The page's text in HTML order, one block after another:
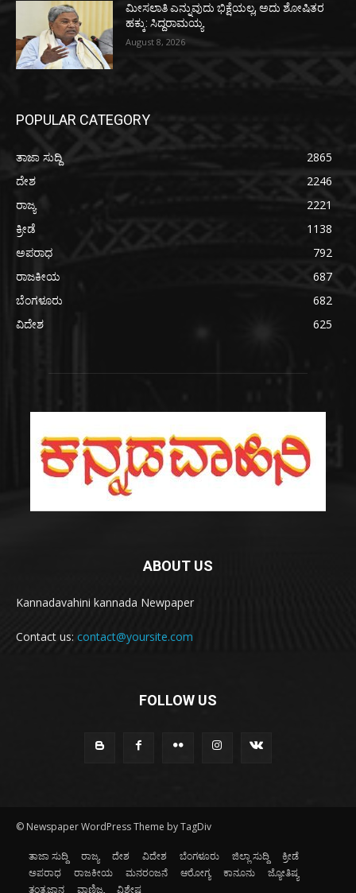
ಮೀಸಲಾತಿ ಎನ್ನುವುದು ಭಿಕ್ಷೆಯಲ್ಲ, ಅದು ಶೋಷಿತರ
ಹಕ್ಕು: ಸಿದ್ದರಾಮಯ್ಯ
August 8, 2026
POPULAR CATEGORY
ತಾಜಾ ಸುದ್ದಿ
2865
ದೇಶ
2246
ರಾಜ್ಯ
2221
ಕ್ರೀಡೆ
1138
ಅಪರಾಧ
792
ರಾಜಕೀಯ
687
ಬೆಂಗಳೂರು
682
ವಿದೇಶ
625
ABOUT US
Kannadavahini kannada Newpaper
Contact us: contact@yoursite.com
FOLLOW US
© Newspaper WordPress Theme by TagDiv
ತಾಜಾ ಸುದ್ದಿ ರಾಜ್ಯ ದೇಶ ವಿದೇಶ ಬೆಂಗಳೂರು ಜಿಲ್ಲಾ ಸುದ್ದಿ
ಕ್ರೀಡೆ
ಅಪರಾಧ
ರಾಜಕೀಯ ಮನರಂಜನೆ ಆರೋಗ್ಯ ಕಾನೂನು
ಜ್ಯೋತಿಷ್ಯ
ತಂತ್ರಜ್ಞಾನ
ವಾಣಿಜ್ಯ ವಿಶೇಷ